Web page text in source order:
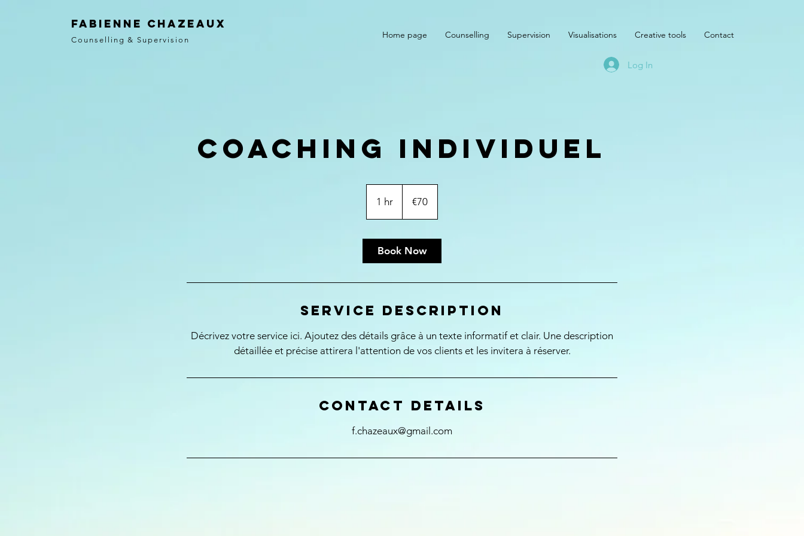
Fabienne Chazeaux
Counselling & Supervision Home page Counselling Supervision Visualisations Creative tools Contact
Log In
Coaching individuel
1 hr
h
€70
Book Now
Service Description
Décrivez votre service ici. Ajoutez des détails grâce à un texte informatif et clair. Une description
détaillée et précise attirera l'attention de vos clients et les invitera à réserver.
Contact Details
f.chazeaux@gmail.com